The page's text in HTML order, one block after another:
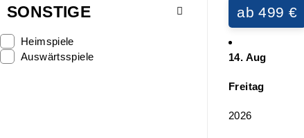
SONSTIGE
Heimspiele
Auswärtsspiele
ab 499 €
14. Aug
Freitag
2026